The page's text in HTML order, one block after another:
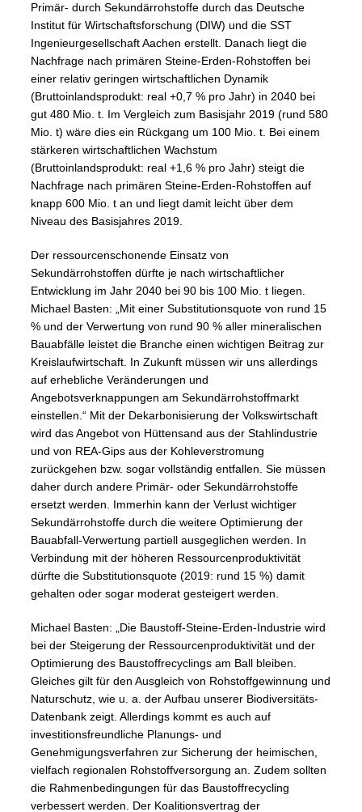
Primär- durch Sekundärrohstoffe durch das Deutsche
Institut für Wirtschaftsforschung (DIW) und die SST
Ingenieurgesellschaft Aachen erstellt. Danach liegt die
Nachfrage nach primären Steine-Erden-Rohstoffen bei
einer relativ geringen wirtschaftlichen Dynamik
(Bruttoinlandsprodukt: real +0,7 % pro Jahr) in 2040 bei
gut 480 Mio. t. Im Vergleich zum Basisjahr 2019 (rund 580
Mio. t) wäre dies ein Rückgang um 100 Mio. t. Bei einem
stärkeren wirtschaftlichen Wachstum
(Bruttoinlandsprodukt: real +1,6 % pro Jahr) steigt die
Nachfrage nach primären Steine-Erden-Rohstoffen auf
knapp 600 Mio. t an und liegt damit leicht über dem
Niveau des Basisjahres 2019.
Der ressourcenschonende Einsatz von
Sekundärrohstoffen dürfte je nach wirtschaftlicher
Entwicklung im Jahr 2040 bei 90 bis 100 Mio. t liegen.
Michael Basten: „Mit einer Substitutionsquote von rund 15
% und der Verwertung von rund 90 % aller mineralischen
Bauabfälle leistet die Branche einen wichtigen Beitrag zur
Kreislaufwirtschaft. In Zukunft müssen wir uns allerdings
auf erhebliche Veränderungen und
Angebotsverknappungen am Sekundärrohstoffmarkt
einstellen.“ Mit der Dekarbonisierung der Volkswirtschaft
wird das Angebot von Hüttensand aus der Stahlindustrie
und von REA-Gips aus der Kohleverstromung
zurückgehen bzw. sogar vollständig entfallen. Sie müssen
daher durch andere Primär- oder Sekundärrohstoffe
ersetzt werden. Immerhin kann der Verlust wichtiger
Sekundärrohstoffe durch die weitere Optimierung der
Bauabfall-Verwertung partiell ausgeglichen werden. In
Verbindung mit der höheren Ressourcenproduktivität
dürfte die Substitutionsquote (2019: rund 15 %) damit
gehalten oder sogar moderat gesteigert werden.
Michael Basten: „Die Baustoff-Steine-Erden-Industrie wird
bei der Steigerung der Ressourcenproduktivität und der
Optimierung des Baustoffrecyclings am Ball bleiben.
Gleiches gilt für den Ausgleich von Rohstoffgewinnung und
Naturschutz, wie u. a. der Aufbau unserer Biodiversitäts-
Datenbank zeigt. Allerdings kommt es auch auf
investitionsfreundliche Planungs- und
Genehmigungsverfahren zur Sicherung der heimischen,
vielfach regionalen Rohstoffversorgung an. Zudem sollten
die Rahmenbedingungen für das Baustoffrecycling
verbessert werden. Der Koalitionsvertrag der